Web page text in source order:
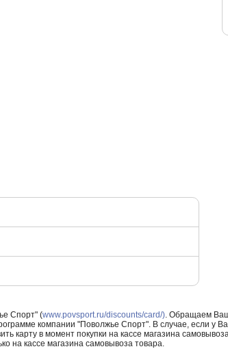
Спорт" (www.povsport.ru/discounts/card/). Обращаем
компании "Поволжье Спорт". В случае, если у
карту в момент покупки на кассе магазина
на кассе магазина самовывоза товара.